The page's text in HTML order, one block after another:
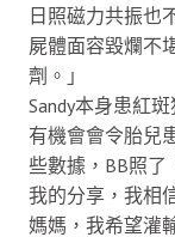
日照磁力共振也
屍體面容毀爛不
劑。」
Sandy本身患紅
有機會會令胎兒
些數據，BB照了
我的分享，我相
媽媽，我希望灌